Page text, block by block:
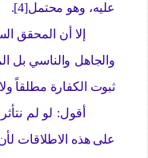
عليه، وهو محتمل[4].
إلا أن المحقق
والجاهل والناسي بل
ثبوت الكفارة مطلقاً
أقول: لو لم
على هذه الاطلاقات